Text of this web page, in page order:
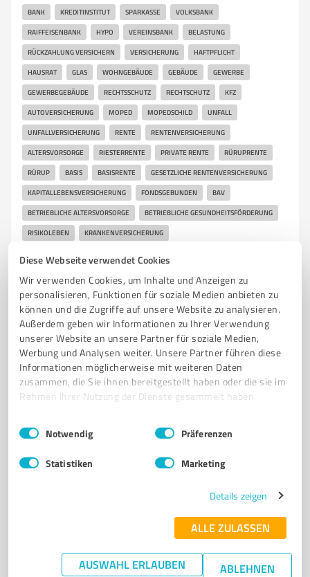
Diese Webseite verwendet Cookies
Wir verwenden Cookies, um Inhalte und Anzeigen zu
personalisieren, Funktionen für soziale Medien anbieten zu
können und die Zugriffe auf unsere Website zu analysieren.
Außerdem geben wir Informationen zu Ihrer Verwendung
unserer Website an unsere Partner für soziale Medien,
Werbung und Analysen weiter. Unsere Partner führen diese
Informationen möglicherweise mit weiteren Daten
zusammen, die Sie ihnen bereitgestellt haben oder die sie im
Rahmen Ihrer Nutzung der Dienste gesammelt haben.
Impressum Datenschutzbestimmungen
Einwilligungsauswahl
Notwendig Präferenzen
Statistiken Marketing
Details zeigen
ALLE ZULASSEN
AUSWAHL ERLAUBEN ABLEHNEN
BANK KREDITINSTITUT SPARKASSE VOLKSBANK
RAIFFEISENBANK HYPO VEREINSBANK BELASTUNG
RÜCKZAHLUNG VERSICHERN VERSICHERUNG HAFTPFLICHT
HAUSRAT GLAS WOHNGEBÄUDE GEBÄUDE GEWERBE
GEWERBEGEBÄUDE RECHTSSCHUTZ RECHTSCHUTZ KFZ
AUTOVERSICHERUNG MOPED MOPEDSCHILD UNFALL
UNFALLVERSICHERUNG RENTE RENTENVERSICHERUNG
ALTERSVORSORGE RIESTERRENTE PRIVATE RENTE RÜRUPRENTE
RÜRUP BASIS BASISRENTE GESETZLICHE RENTENVERSICHERUNG
KAPITALLEBENSVERSICHERUNG FONDSGEBUNDEN BAV
BETRIEBLICHE ALTERSVORSORGE BETRIEBLICHE GESUNDHEITSFÖRDERUNG
RISIKOLEBEN KRANKENVERSICHERUNG
PRIVATE KRANKENVERSICHERUNG KRANKENZUSATZVERSICHERUNG
ZAHNZUSATZVERSICHERUNG BRILLE BRILLENVERSICHERUNG
BERUFSUNFÄHIGKEITSVERSICHERUNG BU STROM GAS
Vormarkt 21, 83308 Trostberg
Tel. 08621 8068313
info@vertragstuner.de
vertragstuner.de/
5,00 / 5,00